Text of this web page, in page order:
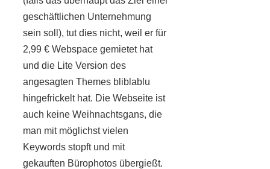
geschäftlichen Unternehmung
sein soll), tut dies nicht, weil er für
2,99 € Webspace gemietet hat
und die Lite Version des
angesagten Themes bliblablu
hingefrickelt hat. Die Webseite ist
auch keine Weihnachtsgans, die
man mit möglichst vielen
Keywords stopft und mit
gekauften Bürophotos übergießt.